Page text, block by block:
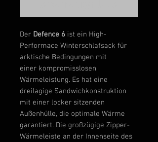
Der Defence 6 ist ein High-
Performace Winterschlafsack für
arktische Bedingungen mit
einer kompromisslosen
Wärmeleistung. Es hat eine
dreilagige Sandwichkonstruktion
mit einer locker sitzenden
Außenhülle, die optimale Wärme
garantiert. Die großzügige Zipper-
Wärmeleiste an der Innenseite des